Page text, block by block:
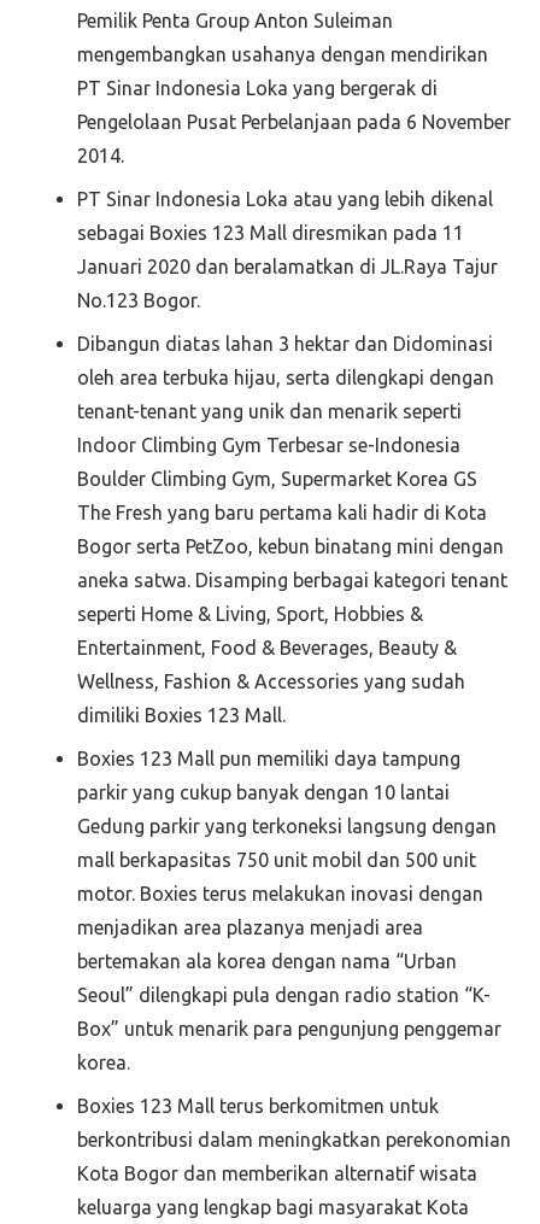
Pemilik Penta Group Anton Suleiman
mengembangkan usahanya dengan mendirikan
PT Sinar Indonesia Loka yang bergerak di
Pengelolaan Pusat Perbelanjaan pada 6 November
2014.
PT Sinar Indonesia Loka atau yang lebih dikenal
sebagai Boxies 123 Mall diresmikan pada 11
Januari 2020 dan beralamatkan di JL.Raya Tajur
No.123 Bogor.
Dibangun diatas lahan 3 hektar dan Didominasi
oleh area terbuka hijau, serta dilengkapi dengan
tenant-tenant yang unik dan menarik seperti
Indoor Climbing Gym Terbesar se-Indonesia
Boulder Climbing Gym, Supermarket Korea GS
The Fresh yang baru pertama kali hadir di Kota
Bogor serta PetZoo, kebun binatang mini dengan
aneka satwa. Disamping berbagai kategori tenant
seperti Home & Living, Sport, Hobbies &
Entertainment, Food & Beverages, Beauty &
Wellness, Fashion & Accessories yang sudah
dimiliki Boxies 123 Mall.
Boxies 123 Mall pun memiliki daya tampung
parkir yang cukup banyak dengan 10 lantai
Gedung parkir yang terkoneksi langsung dengan
mall berkapasitas 750 unit mobil dan 500 unit
motor. Boxies terus melakukan inovasi dengan
menjadikan area plazanya menjadi area
bertemakan ala korea dengan nama “Urban
Seoul” dilengkapi pula dengan radio station “K-
Box” untuk menarik para pengunjung penggemar
korea.
Boxies 123 Mall terus berkomitmen untuk
berkontribusi dalam meningkatkan perekonomian
Kota Bogor dan memberikan alternatif wisata
keluarga yang lengkap bagi masyarakat Kota